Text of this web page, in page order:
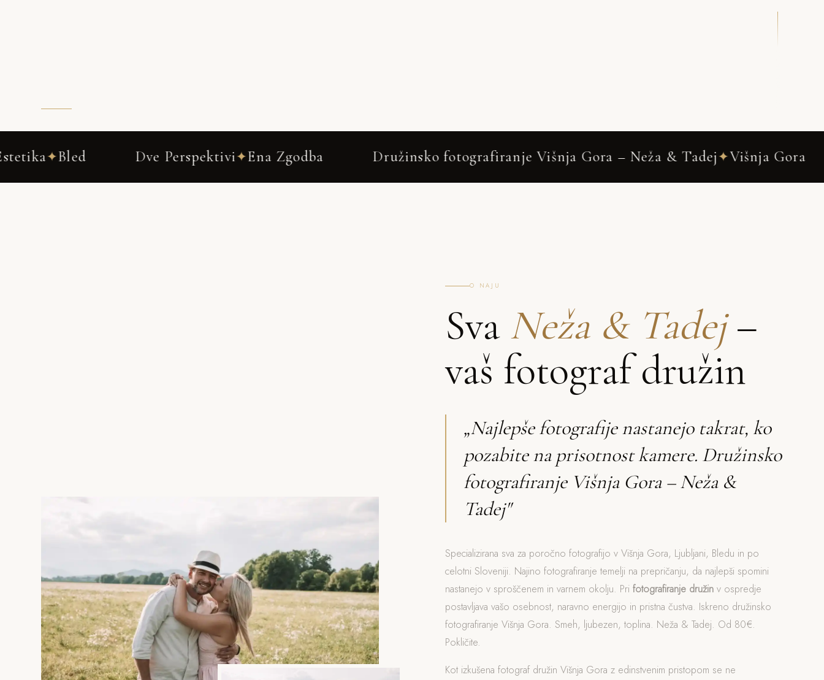
Dve Perspektivi ✦Ena Zgodba Družinsko fotografiranje Višnja Gora – Neža & Tadej✦Višnja Gora Wedding
O NAJU
Sva Neža & Tadej–
vaš fotograf družin
„Najlepše fotografije nastanejo takrat, ko
pozabite na prisotnost kamere. Družinsko
fotografiranje Višnja Gora – Neža &
Tadej"
Specializirana sva za poročno fotografijo v Višnja Gora, Ljubljani, Bledu in po
celotni Sloveniji. Najino fotografiranje temelji na prepričanju, da najlepši spomini
nastanejo v sproščenem in varnem okolju. Pri fotografiranje družinv ospredje
postavljava vašo osebnost, naravno energijo in pristna čustva. Iskreno družinsko
fotografiranje Višnja Gora. Smeh, ljubezen, toplina. Neža & Tadej. Od 80€.
Pokličite.
Kot izkušena fotograf družin Višnja Gora z edinstvenim pristopom se ne